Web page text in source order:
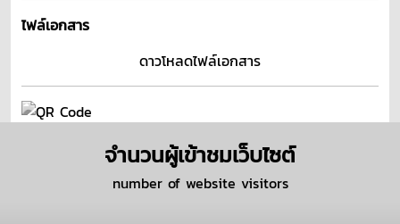
ไฟล์เอกสาร
ดาวโหลดไฟล์เอกสาร
จำนวนผู้เข้าชมเว็บไซต์
number of website visitors